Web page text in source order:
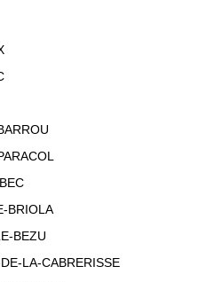
BRIOLA
BEZU
LA-CABRERISSE